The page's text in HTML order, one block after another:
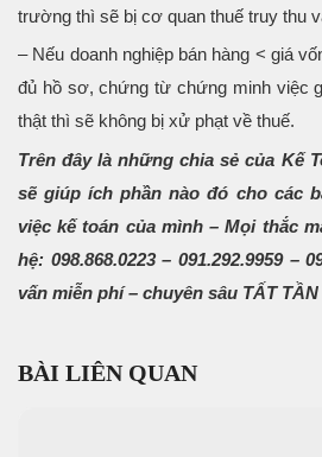
trường thì sẽ bị cơ quan thuế truy thu
– Nếu doanh nghiệp bán hàng < giá
đủ hồ sơ, chứng từ chứng minh việc
thật thì sẽ không bị xử phạt về thuế.
Trên đây là những chia sẻ của Kế
sẽ giúp ích phần nào đó cho các
việc kế toán của mình – Mọi thắc
hệ: 098.868.0223 – 091.292.9959 –
vấn miễn phí – chuyên sâu TẤT
BÀI LIÊN QUAN